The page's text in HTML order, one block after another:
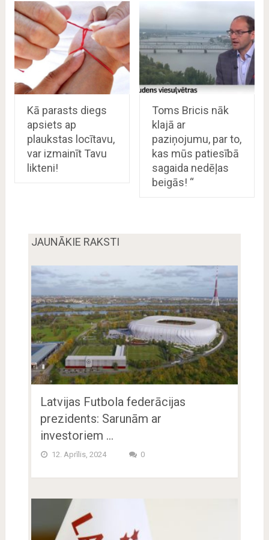
Kā parasts diegs
apsiets ap
plaukstas locītavu,
var izmainīt Tavu
likteni!
Toms Bricis nāk
klajā ar
paziņojumu, par to,
kas mūs patiesībā
sagaida nedēļas
beigās! “
JAUNĀKIE RAKSTI
Latvijas Futbola federācijas
prezidents: Sarunām ar
investoriem …
12. Aprīlis, 2024 0